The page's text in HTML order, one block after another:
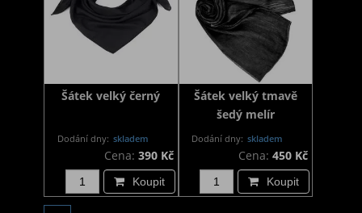
Šátek velký černý
Dodání dny: skladem
Cena: 390 Kč
Koupit
Šátek velký tmavě
šedý melír
Dodání dny: skladem
Cena:450 Kč
Koupit